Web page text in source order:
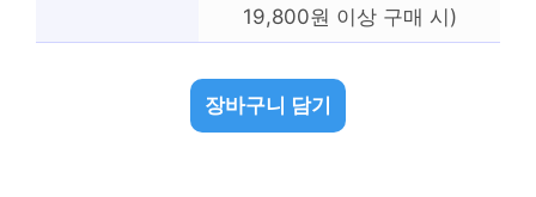
19,800원 이상 구매 시)
장바구니 담기